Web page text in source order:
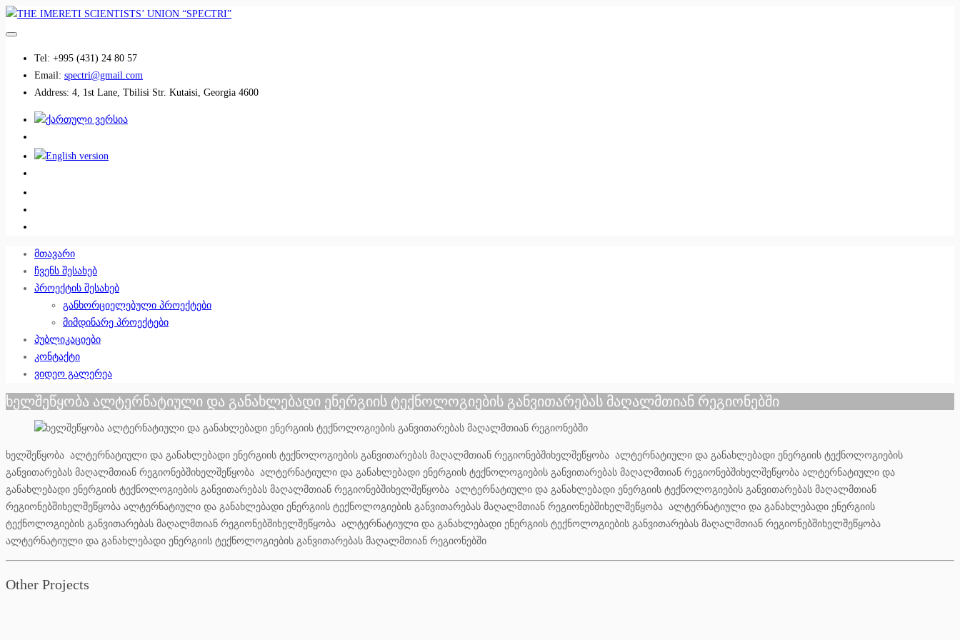
Tel: +995 (431) 24 80 57
Email: spectri@gmail.com
Address: 4, 1st Lane, Tbilisi Str. Kutaisi, Georgia 4600
მთავარი
ჩვენს შესახებ
პროექტის შესახებ
განხორციელებული პროექტები
მიმდინარე პროექტები
პუბლიკაციები
კონტაქტი
ვიდეო გალერეა
ხელშეწყობა ალტერნატიული და განახლებადი ენერგიის ტექნოლოგიების განვითარებას მაღალმთიან რეგიონებში
ხელშეწყობა ალტერნატიული და განახლებადი ენერგიის ტექნოლოგიების განვითარებას მაღალმთიან რეგიონებშიხელშეწყობა ალტერნატიული და განახლებადი ენერგიის ტექნოლოგიების
განვითარებას მაღალმთიან რეგიონებშიხელშეწყობა ალტერნატიული და განახლებადი ენერგიის ტექნოლოგიების განვითარებას მაღალმთიან რეგიონებშიხელშეწყობა ალტერნატიული და
განახლებადი ენერგიის ტექნოლოგიების განვითარებას მაღალმთიან რეგიონებშიხელშეწყობა ალტერნატიული და განახლებადი ენერგიის ტექნოლოგიების განვითარებას მაღალმთიან
რეგიონებშიხელშეწყობა ალტერნატიული და განახლებადი ენერგიის ტექნოლოგიების განვითარებას მაღალმთიან რეგიონებშიხელშეწყობა ალტერნატიული და განახლებადი ენერგიის
ტექნოლოგიების განვითარებას მაღალმთიან რეგიონებშიხელშეწყობა ალტერნატიული და განახლებადი ენერგიის ტექნოლოგიების განვითარებას მაღალმთიან რეგიონებშიხელშეწყობა
ალტერნატიული და განახლებადი ენერგიის ტექნოლოგიების განვითარებას მაღალმთიან რეგიონებში
Other Projects